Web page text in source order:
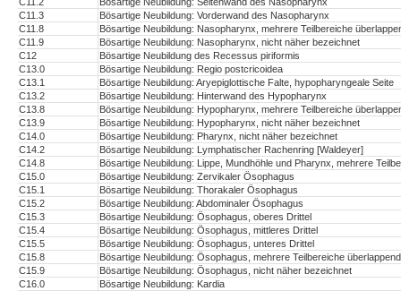
C11.3
Bösartige Neubildung: Vorderwand des Nasopharynx
C11.8
Bösartige Neubildung: Nasopharynx, mehrere Teilbereiche
C11.9
Bösartige Neubildung: Nasopharynx, nicht näher bezeichnet
C12
Bösartige Neubildung des Recessus piriformis
C13.0
Bösartige Neubildung: Regio postcricoidea
C13.1
Bösartige Neubildung: Aryepiglottische Falte, hypopharyngeale Seite
C13.2
Bösartige Neubildung: Hinterwand des Hypopharynx
C13.8
Bösartige Neubildung: Hypopharynx, mehrere Teilbereiche
C13.9
Bösartige Neubildung: Hypopharynx, nicht näher bezeichnet
C14.0
Bösartige Neubildung: Pharynx, nicht näher bezeichnet
C14.2
Bösartige Neubildung: Lymphatischer Rachenring [Waldeyer]
C14.8
Bösartige Neubildung: Lippe, Mundhöhle und Pharynx, mehrere
C15.0
Bösartige Neubildung: Zervikaler Ösophagus
C15.1
Bösartige Neubildung: Thorakaler Ösophagus
C15.2
Bösartige Neubildung: Abdominaler Ösophagus
C15.3
Bösartige Neubildung: Ösophagus, oberes Drittel
C15.4
Bösartige Neubildung: Ösophagus, mittleres Drittel
C15.5
Bösartige Neubildung: Ösophagus, unteres Drittel
C15.8
Bösartige Neubildung: Ösophagus, mehrere Teilbereiche überlappend
C15.9
Bösartige Neubildung: Ösophagus, nicht näher bezeichnet
C16.0
Bösartige Neubildung: Kardia